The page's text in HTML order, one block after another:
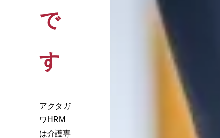
で
す
アクタガ
ワHRM
は介護専